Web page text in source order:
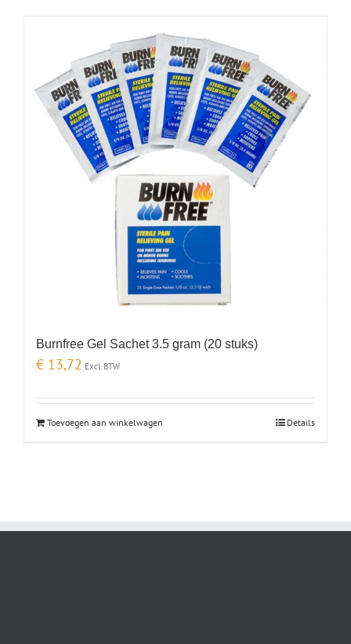
Burnfree Gel Sachet 3.5 gram (20 stuks)
€ 13,72 Excl. BTW
Toevoegen aan winkelwagen Details